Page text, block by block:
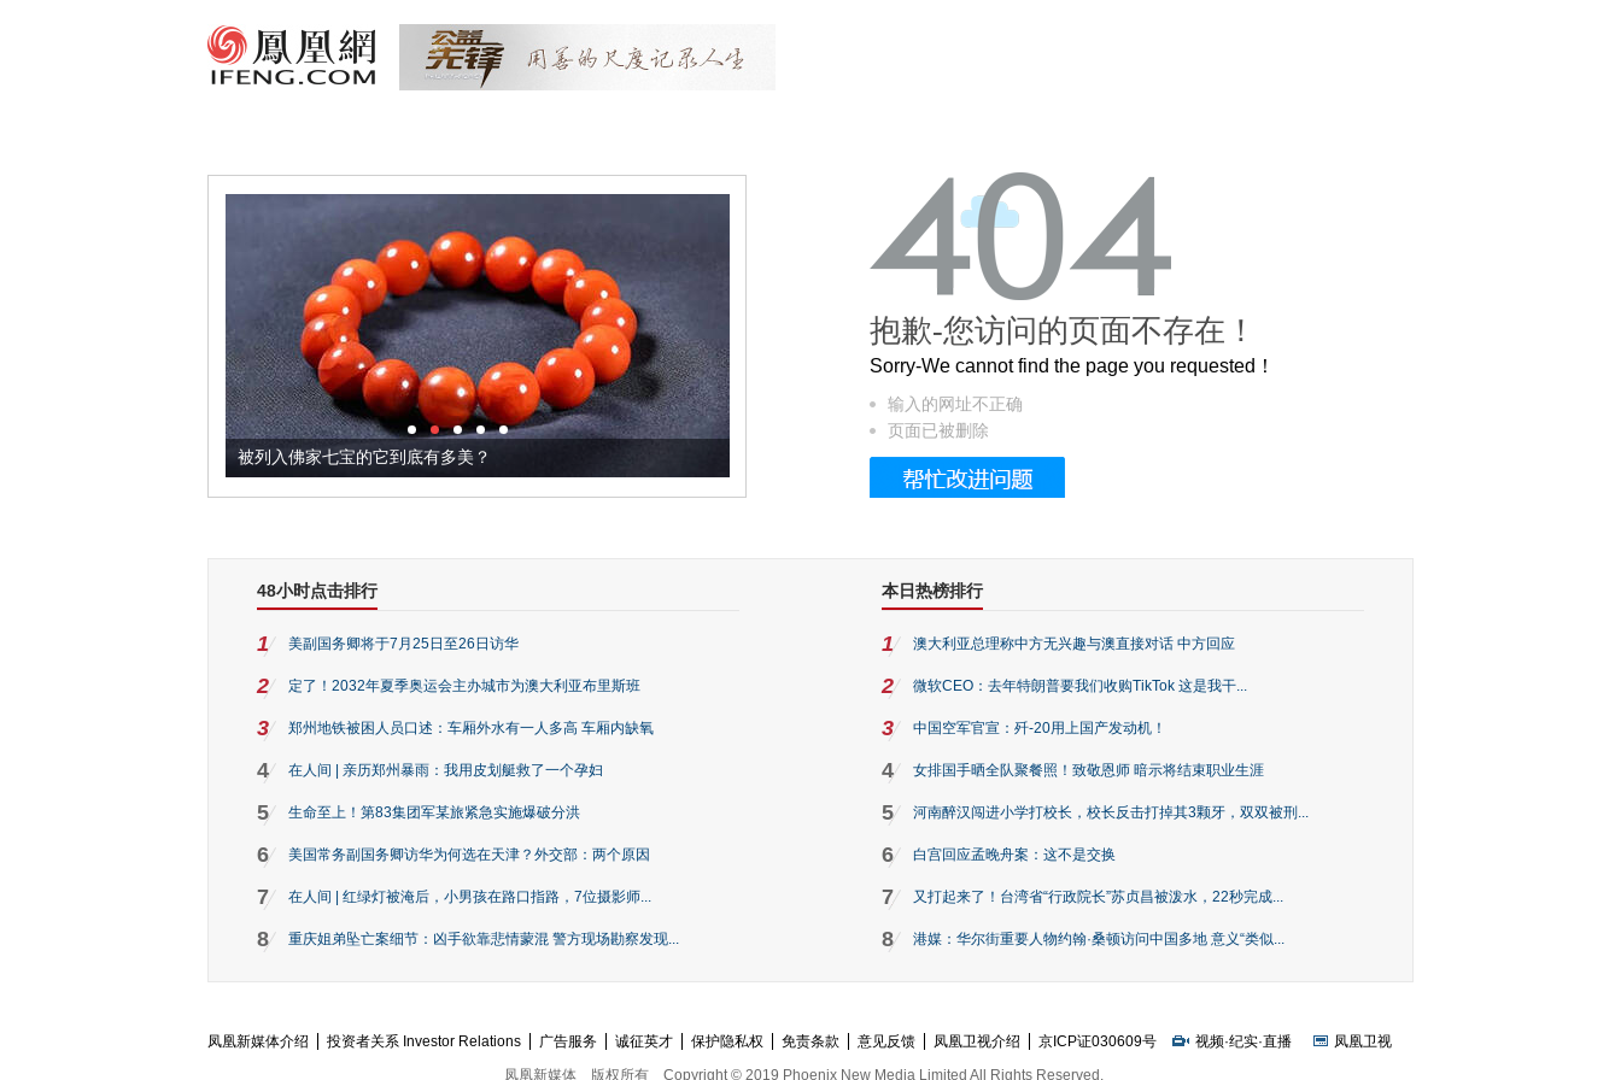
被列入佛家七宝的它到底有多美？ 这个3.2米的长卷，还原了600岁的紫禁城
抱歉-您访问的页面不存在！
Sorry-We cannot find the page you requested！
输入的网址不正确
页面已被删除
48小时点击排行
1 美副国务卿将于7月25日至26日访华
2 定了！2032年夏季奥运会主办城市为澳大利亚布里斯班
3 郑州地铁被困人员口述：车厢外水有一人多高 车厢内缺氧
4 在人间 | 亲历郑州暴雨：我用皮划艇救了一个孕妇
5 生命至上！第83集团军某旅紧急实施爆破分洪
6 美国常务副国务卿访华为何选在天津？外交部：两个原因
7 在人间 | 红绿灯被淹后，小男孩在路口指路，7位摄影师...
8 重庆姐弟坠亡案细节：凶手欲靠悲情蒙混 警方现场勘察发现...
本日热榜排行
1 澳大利亚总理称中方无兴趣与澳直接对话 中方回应
2 微软CEO：去年特朗普要我们收购TikTok 这是我干...
3 中国空军官宣：歼-20用上国产发动机！
4 女排国手晒全队聚餐照！致敬恩师 暗示将结束职业生涯
5 河南醉汉闯进小学打校长，校长反击打掉其3颗牙，双双被刑...
6 白宫回应孟晚舟案：这不是交换
7 又打起来了！台湾省“行政院长”苏贞昌被泼水，22秒完成...
8 港媒：华尔街重要人物约翰·桑顿访问中国多地 意义“类似...
凤凰新媒体介绍 投资者关系 Investor Relations 广告服务 诚征英才 保护隐私权 免责条款 意见反馈 凤凰卫视介绍 京ICP证030609号 视频·纪实·直播
凤凰卫视
凤凰新媒体
版权所有 Copyright © 2019 Phoenix New Media Limited All Rights Reserved.